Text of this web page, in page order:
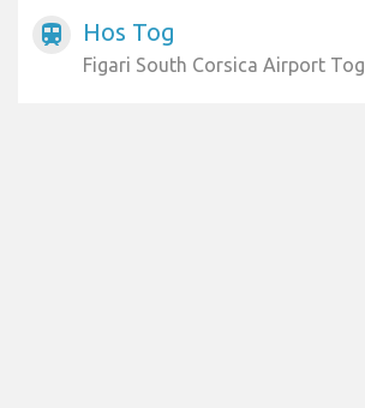
train Hos Tog
Figari South Corsica Airport Tog